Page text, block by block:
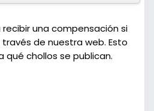
una compensación si
de nuestra web. Esto
qué chollos se publican.